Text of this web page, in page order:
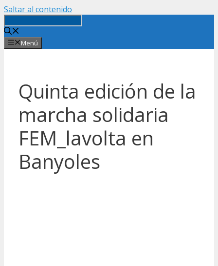
Saltar al contenido
Menú
Quinta edición de la
marcha solidaria
FEM_lavolta en
Banyoles